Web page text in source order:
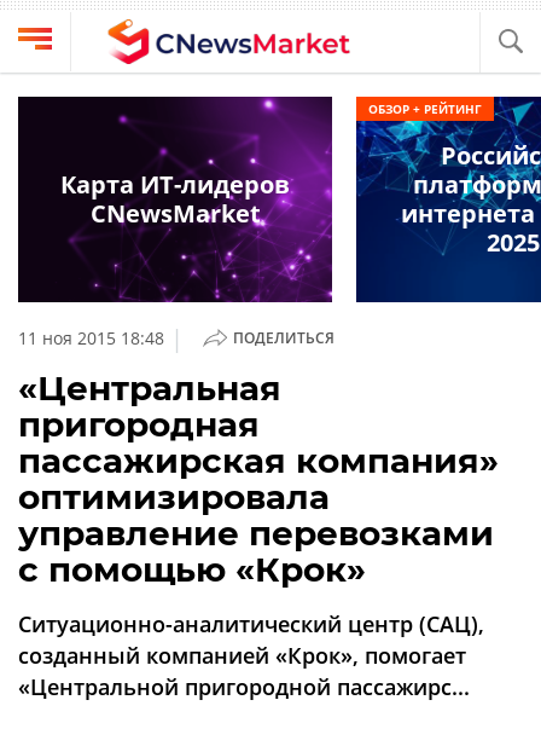
Выбрать
провайдера
Компании
обзоры
кабинет
О
проекте
CNews
Аналитика
Техника
ТВ
CNews
Конференции
Техника
11 ноя 2015 18:48 | ПОДЕЛИТЬСЯ
«Центральная
пригородная
пассажирская компания»
оптимизировала
управление перевозками
с помощью «Крок»
Ситуационно-аналитический центр (САЦ),
созданный компанией «Крок», помогает
«Центральной пригородной пассажирс...
Карта ИТ-лидеров
CNewsMarket
2025
ОБЗОР + РЕЙТИНГ